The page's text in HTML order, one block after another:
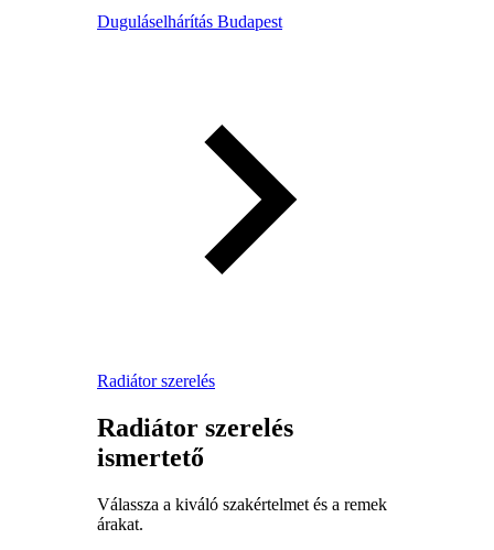
Duguláselhárítás Budapest
Radiátor szerelés
Radiátor szerelés
ismertető
Válassza a kiváló szakértelmet és a remek
árakat.